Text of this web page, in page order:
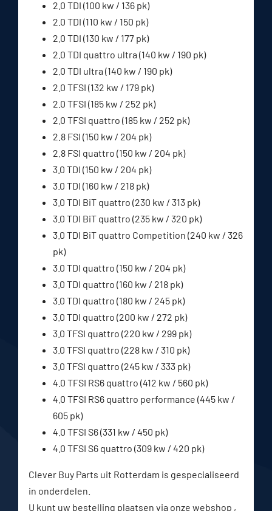
2.0 TDI (100 kw / 136 pk)
2.0 TDI (110 kw / 150 pk)
2.0 TDI (130 kw / 177 pk)
2.0 TDI quattro ultra (140 kw / 190 pk)
2.0 TDI ultra (140 kw / 190 pk)
2.0 TFSI (132 kw / 179 pk)
2.0 TFSI (185 kw / 252 pk)
2.0 TFSI quattro (185 kw / 252 pk)
2.8 FSI (150 kw / 204 pk)
2.8 FSI quattro (150 kw / 204 pk)
3.0 TDI (150 kw / 204 pk)
3.0 TDI (160 kw / 218 pk)
3.0 TDI BiT quattro (230 kw / 313 pk)
3.0 TDI BiT quattro (235 kw / 320 pk)
3.0 TDI BiT quattro Competition (240 kw / 326
pk)
3.0 TDI quattro (150 kw / 204 pk)
3.0 TDI quattro (160 kw / 218 pk)
3.0 TDI quattro (180 kw / 245 pk)
3.0 TDI quattro (200 kw / 272 pk)
3.0 TFSI quattro (220 kw / 299 pk)
3.0 TFSI quattro (228 kw / 310 pk)
3.0 TFSI quattro (245 kw / 333 pk)
4.0 TFSI RS6 quattro (412 kw / 560 pk)
4.0 TFSI RS6 quattro performance (445 kw /
605 pk)
4.0 TFSI S6 (331 kw / 450 pk)
4.0 TFSI S6 quattro (309 kw / 420 pk)
Clever Buy Parts uit Rotterdam is gespecialiseerd
in onderdelen.
U kunt uw bestelling plaatsen via onze webshop ,